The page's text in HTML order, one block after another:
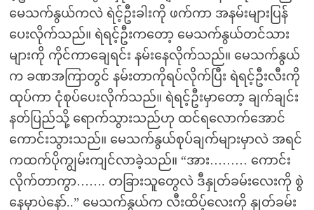
မေသက်နွယ်ကလဲ ရဲင့်ဦးခါးကို ဖက်ကာ အနမ်းများပြန်
ပေးလိုက်သည်။ ရဲရင့်ဦးကတော့ မေသက်နွယ်တင်သား
များကို ကိုင်ကာချေရင်း နမ်းနေလိုက်သည်။ မေသက်နွယ်
က ခဏအကြာတွင် နမ်းတာကိုရပ်လိုက်ပြီး ရဲရင့်ဦးလီးကို
ထုပ်ကာ ငုံစုပ်ပေးလိုက်သည်။ ရဲရင့်ဦးမှာတော့ ချက်ချင်း
နတ်ပြည်သို့ ရောက်သွားသည်ဟု ထင်ရလောက်အောင်
ကောင်းသွားသည်။ မေသက်နွယ်စုပ်ချက်များမှာလဲ အရင်
ကထက်ပိုကျွမ်းကျင်လာခဲ့သည်။ “အား……… ကောင်း
လိုက်တာကွာ……. တခြားသူတွေလဲ ဒီနှုတ်ခမ်းလေးကို စွဲ
နေမှာပဲနော်..” မေသက်နွယ်က လီးထိပ့်လေးကို နှုတ်ခမ်း